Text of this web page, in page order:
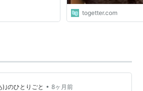
togetter.com
｣のひとりごと • 8ヶ月前